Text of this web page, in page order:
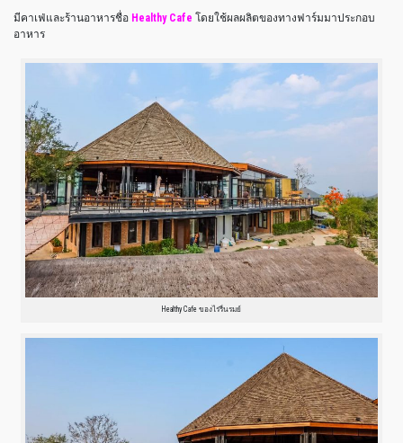
มีคาเฟ่และร้านอาหารชื่อ Healthy Cafe โดยใช้ผลผลิตของทางฟาร์มมาประกอบ
อาหาร
Healthy Cafe ของไร่รื่นรมย์